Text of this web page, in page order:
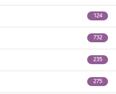
124
732
235
275